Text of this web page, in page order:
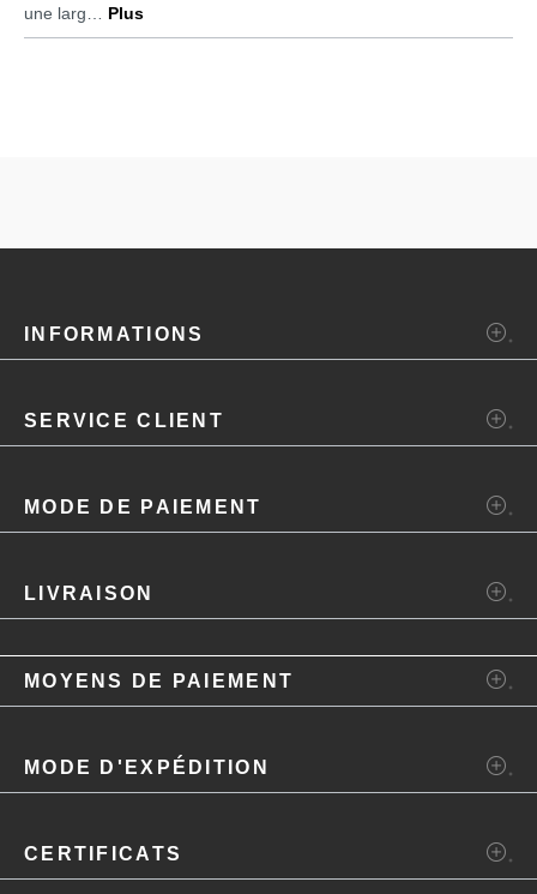
une larg… Plus
INFORMATIONS
SERVICE CLIENT
MODE DE PAIEMENT
LIVRAISON
MOYENS DE PAIEMENT
MODE D'EXPÉDITION
CERTIFICATS